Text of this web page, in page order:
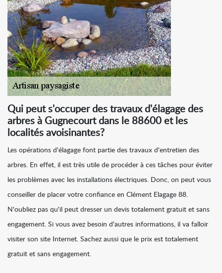
Qui peut s'occuper des travaux d'élagage des
arbres à Gugnecourt dans le 88600 et les
localités avoisinantes?
Les opérations d'élagage font partie des travaux d'entretien des
arbres. En effet, il est très utile de procéder à ces tâches pour éviter
les problèmes avec les installations électriques. Donc, on peut vous
conseiller de placer votre confiance en Clément Elagage 88.
N'oubliez pas qu'il peut dresser un devis totalement gratuit et sans
engagement. Si vous avez besoin d'autres informations, il va falloir
visiter son site Internet. Sachez aussi que le prix est totalement
gratuit et sans engagement.